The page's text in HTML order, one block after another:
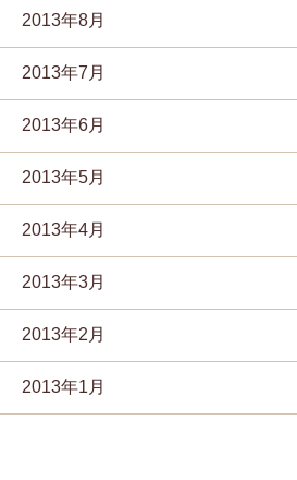
2013年8月
2013年7月
2013年6月
2013年5月
2013年4月
2013年3月
2013年2月
2013年1月